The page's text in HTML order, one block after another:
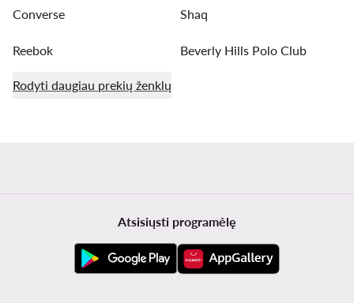
Converse Shaq
Reebok Beverly Hills Polo Club
Rodyti daugiau prekių ženklų
Atsisiųsti programėlę